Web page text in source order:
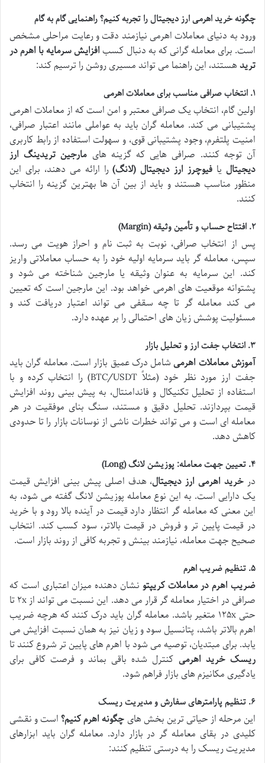
چگونه خرید اهرمی ارز دیجیتال را تجربه کنیم؟ راهنمایی گام به گام
ورود به دنیای معاملات اهرمی نیازمند دقت و رعایت مراحلی مشخص
است. برای معامله گرانی که به دنبال کسبافزایش سرمایه با اهرم در
تریدهستند، این راهنما می تواند مسیری روشن را ترسیم کند:
۱. انتخاب صرافی مناسب برای معاملات اهرمی
اولین گام، انتخاب یک صرافی معتبر و امن است که از معاملات اهرمی
پشتیبانی می کند. معامله گران باید به عواملی مانند اعتبار صرافی،
امنیت پلتفرم، وجود پشتیبانی قوی، و سهولت استفاده از رابط کاربری
آن توجه کنند. صرافی هایی که گزینه های مارجین تریدینگ ارز
دیجیتال یا فیوچرز ارز دیجیتال (لانگ)را ارائه می دهند، برای این
منظور مناسب هستند و باید از بین آن ها بهترین گزینه را انتخاب
کنند.
۲. افتتاح حساب و تأمین وثیقه (Margin)
پس از انتخاب صرافی، نوبت به ثبت نام و احراز هویت می رسد.
سپس، معامله گر باید سرمایه اولیه خود را به حساب معاملاتی واریز
کند. این سرمایه به عنوان وثیقه یا مارجین شناخته می شود و
پشتوانه موقعیت های اهرمی خواهد بود. این مارجین است که تعیین
می کند معامله گر تا چه سقفی می تواند اعتبار دریافت کند و
مسئولیت پوشش زیان های احتمالی را بر عهده دارد.
۳. انتخاب جفت ارز و تحلیل بازار
آموزش معاملات اهرمیشامل درک عمیق بازار است. معامله گران باید
جفت ارز مورد نظر خود (مثلاً BTC/USDT) را انتخاب کرده و با
استفاده از تحلیل تکنیکال و فاندامنتال، به پیش بینی روند افزایش
قیمت بپردازند. تحلیل دقیق و مستند، سنگ بنای موفقیت در هر
معامله ای است و می تواند خطرات ناشی از نوسانات بازار را تا حدودی
کاهش دهد.
۴. تعیین جهت معامله: پوزیشن لانگ (Long)
در خرید اهرمی ارز دیجیتال، هدف اصلی پیش بینی افزایش قیمت
یک دارایی است. به این نوع معامله پوزیشن لانگ گفته می شود، به
این معنی که معامله گر انتظار دارد قیمت در آینده بالا رود و با خرید
در قیمت پایین تر و فروش در قیمت بالاتر، سود کسب کند. انتخاب
صحیح جهت معامله، نیازمند بینش و تجربه کافی از روند بازار است.
۵. تنظیم ضریب اهرم
ضریب اهرم در معاملات کریپتو نشان دهنده میزان اعتباری است که
صرافی در اختیار معامله گر قرار می دهد. این نسبت می تواند از ۲x تا
حتی ۱۲۵x متغیر باشد. معامله گران باید درک کنند که هرچه ضریب
اهرم بالاتر باشد، پتانسیل سود و زیان نیز به همان نسبت افزایش می
یابد. برای مبتدیان، توصیه می شود با اهرم های پایین تر شروع کنند تا
ریسک خرید اهرمی کنترل شده باقی بماند و فرصت کافی برای
یادگیری مکانیزم های بازار فراهم شود.
۶. تنظیم پارامترهای سفارش و مدیریت ریسک
این مرحله از حیاتی ترین بخش هایچگونه اهرم کنیم؟است و نقشی
کلیدی در بقای معامله گر در بازار دارد. معامله گران باید ابزارهای
مدیریت ریسک را به درستی تنظیم کنند: